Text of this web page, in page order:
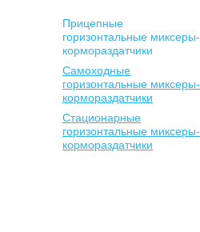
Прицепные
горизонтальные миксеры-
кормораздатчики
Самоходные
горизонтальные миксеры-
кормораздатчики
Стационарные
горизонтальные миксеры-
кормораздатчики